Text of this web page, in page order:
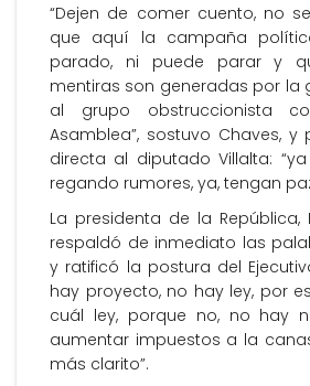
“Dejen de comer cuento, no
que aquí la campaña
parado, ni puede parar y
mentiras son generadas por la
al grupo obstruccionista
Asamblea”, sostuvo Chaves,
directa al diputado Villalta:
regando rumores, ya, tengan
La presidenta de la República,
respaldó de inmediato las
y ratificó la postura del
hay proyecto, no hay ley, por
cuál ley, porque no, no hay
aumentar impuestos a la
más clarito”.